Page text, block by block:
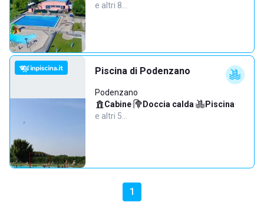
e altri 8…
Piscina di Podenzano
Podenzano
Cabine· Doccia calda· Piscina·
e altri 5…
1